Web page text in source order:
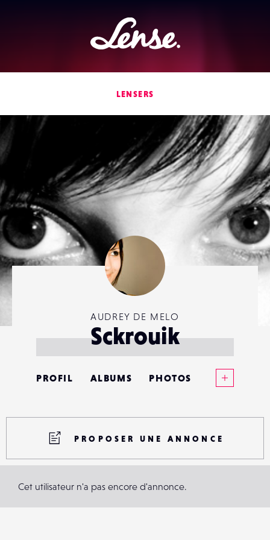
Lense
LENSERS
AUDREY DE MELO
Sckrouik
PROFIL ALBUMS PHOTOS
CONTACTS
ÉVÉNEMENTS
PROPOSER UNE ANNONCE
Cet utilisateur n'a pas encore d'annonce.